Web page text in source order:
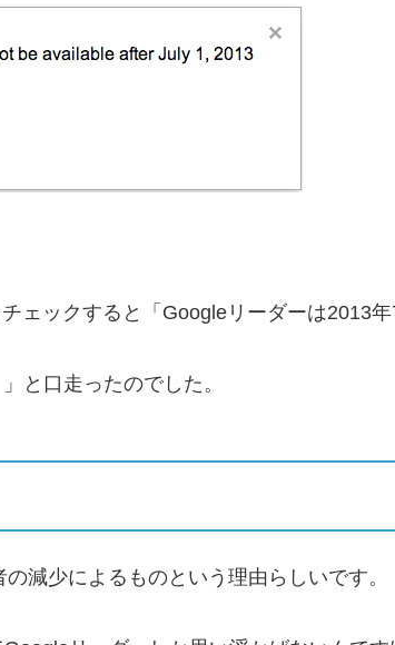
ェックすると「Googleリーダーは2013
と口走ったのでした。
減少によるものという理由らしいです。